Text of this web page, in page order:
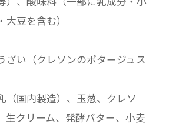
豆を含む）
（クレソンのポタージュス
国内製造）、玉葱、クレソ
生クリーム、発酵バター、小麦